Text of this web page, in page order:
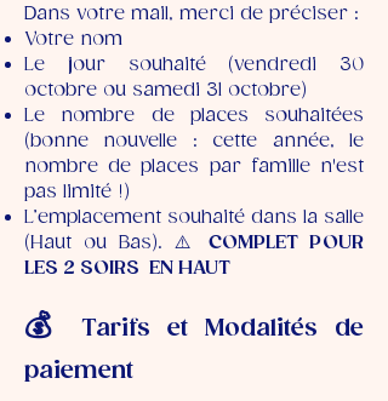
Dans votre mail, merci de préciser :
Votre nom
Le jour souhaité (vendredi 30
octobre ou samedi 31 octobre)
Le nombre de places souhaitées
(bonne nouvelle : cette année, le
nombre de places par famille n'est
pas limité !)
L’emplacement souhaité dans la salle
(Haut ou Bas). ⚠️ COMPLET POUR
LES 2 SOIRS EN HAUT
💰
Tarifs et Modalités de
paiement